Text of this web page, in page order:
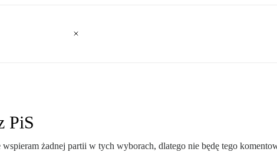
PiS
żadnej partii w tych wyborach, dlatego nie będę tego